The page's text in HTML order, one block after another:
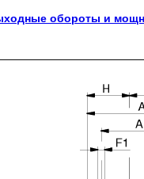
обороты и